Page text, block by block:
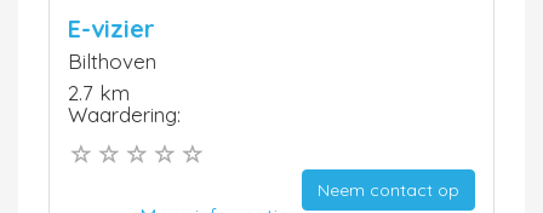
E-vizier
Bilthoven
2.7 km
Waardering:
Neem contact op